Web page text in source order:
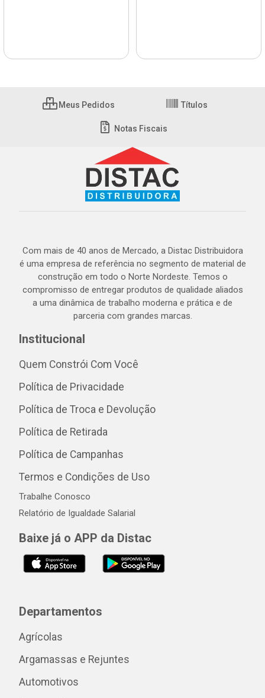
Meus Pedidos Títulos
Notas Fiscais
Com mais de 40 anos de Mercado, a Distac Distribuidora
é uma empresa de referência no segmento de material de
construção em todo o Norte Nordeste. Temos o
compromisso de entregar produtos de qualidade aliados
a uma dinâmica de trabalho moderna e prática e de
parceria com grandes marcas.
Institucional
Quem Constrói Com Você
Política de Privacidade
Política de Troca e Devolução
Política de Retirada
Política de Campanhas
Termos e Condições de Uso
Trabalhe Conosco
Relatório de Igualdade Salarial
Baixe já o APP da Distac
Departamentos
Agrícolas
Argamassas e Rejuntes
Automotivos